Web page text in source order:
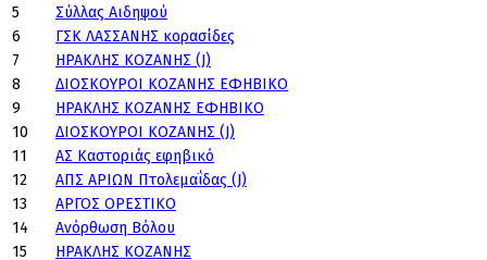
5
Σύλλας Αιδηψού
6
ΓΣΚ ΛΑΣΣΑΝΗΣ κορασίδες
7
ΗΡΑΚΛΗΣ ΚΟΖΑΝΗΣ (J)
8
ΔΙΟΣΚΟΥΡΟΙ ΚΟΖΑΝΗΣ ΕΦΗΒΙΚΟ
9
ΗΡΑΚΛΗΣ ΚΟΖΑΝΗΣ ΕΦΗΒΙΚΟ
10
ΔΙΟΣΚΟΥΡΟΙ ΚΟΖΑΝΗΣ (J)
11
ΑΣ Καστοριάς εφηβικό
12
ΑΠΣ ΑΡΙΩΝ Πτολεμαΐδας (J)
13
ΑΡΓΟΣ ΟΡΕΣΤΙΚΟ
14
Ανόρθωση Βόλου
15
ΗΡΑΚΛΗΣ ΚΟΖΑΝΗΣ